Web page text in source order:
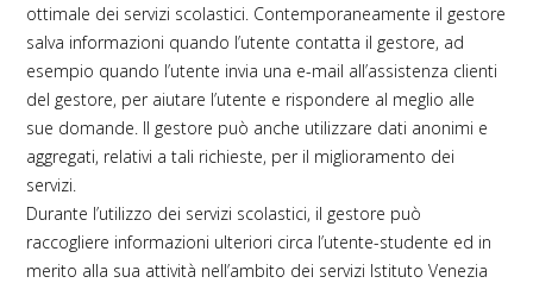
ottimale dei servizi scolastici. Contemporaneamente il gestore
salva informazioni quando l’utente contatta il gestore, ad
esempio quando l’utente invia una e-mail all’assistenza clienti
del gestore, per aiutare l’utente e rispondere al meglio alle
sue domande. Il gestore può anche utilizzare dati anonimi e
aggregati, relativi a tali richieste, per il miglioramento dei
servizi.
Durante l’utilizzo dei servizi scolastici, il gestore può
raccogliere informazioni ulteriori circa l’utente-studente ed in
merito alla sua attività nell’ambito dei servizi Istituto Venezia